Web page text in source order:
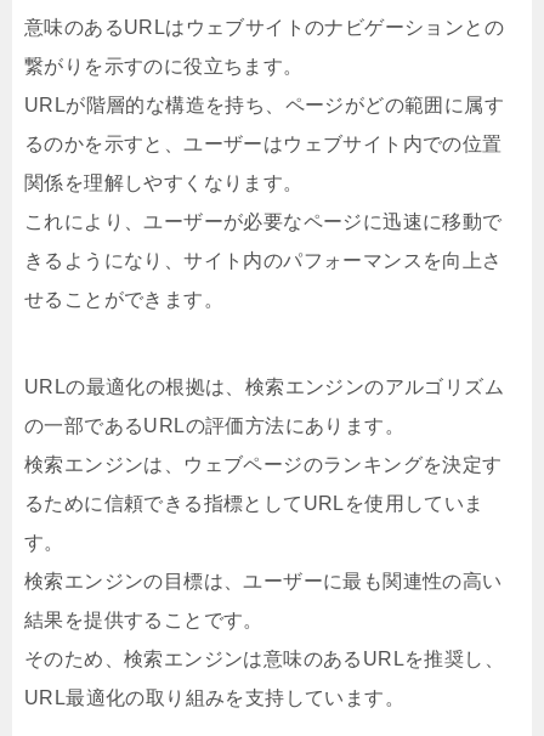
意味のあるURLはウェブサイトのナビゲーションとの
繋がりを示すのに役立ちます。
URLが階層的な構造を持ち、ページがどの範囲に属す
るのかを示すと、ユーザーはウェブサイト内での位置
関係を理解しやすくなります。
これにより、ユーザーが必要なページに迅速に移動で
きるようになり、サイト内のパフォーマンスを向上さ
せることができます。
URLの最適化の根拠は、検索エンジンのアルゴリズム
の一部であるURLの評価方法にあります。
検索エンジンは、ウェブページのランキングを決定す
るために信頼できる指標としてURLを使用していま
す。
検索エンジンの目標は、ユーザーに最も関連性の高い
結果を提供することです。
そのため、検索エンジンは意味のあるURLを推奨し、
URL最適化の取り組みを支持しています。